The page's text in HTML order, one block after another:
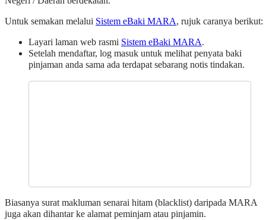
Untuk semakan melalui Sistem eBaki MARA, rujuk caranya berikut:
Layari laman web rasmi Sistem eBaki MARA.
Setelah mendaftar, log masuk untuk melihat penyata baki
pinjaman anda sama ada terdapat sebarang notis tindakan.
Biasanya surat makluman senarai hitam (blacklist) daripada MARA
juga akan dihantar ke alamat peminjam atau pinjamin.